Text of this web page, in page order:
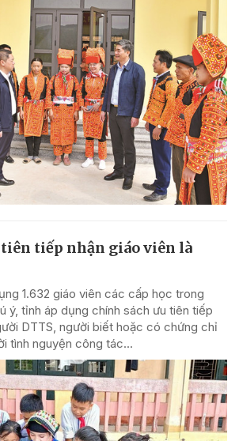
tiên tiếp nhận giáo viên là
1.632 giáo viên các cấp học trong
ý, tỉnh áp dụng chính sách ưu tiên tiếp
DTTS, người biết hoặc có chứng chỉ
tình nguyện công tác...